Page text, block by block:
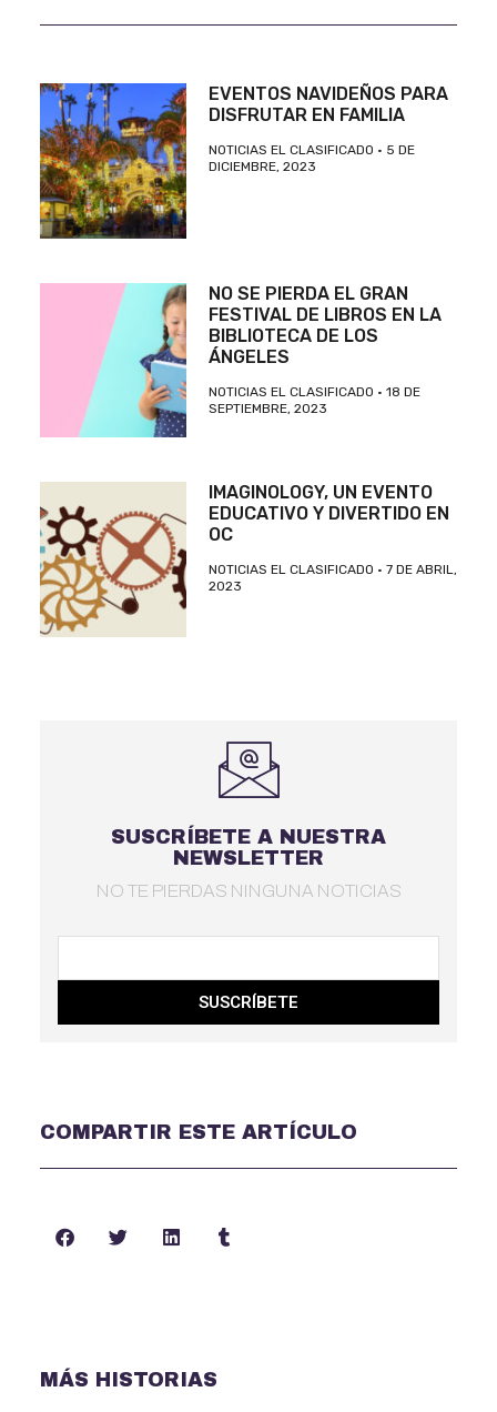
EVENTOS NAVIDEÑOS PARA
DISFRUTAR EN FAMILIA
NOTICIAS EL CLASIFICADO
5 DE
DICIEMBRE, 2023
NO SE PIERDA EL GRAN
FESTIVAL DE LIBROS EN LA
BIBLIOTECA DE LOS
ÁNGELES
NOTICIAS EL CLASIFICADO
18 DE
SEPTIEMBRE, 2023
IMAGINOLOGY, UN EVENTO
EDUCATIVO Y DIVERTIDO EN
OC
NOTICIAS EL CLASIFICADO
7 DE ABRIL,
2023
SUSCRÍBETE A NUESTRA
NEWSLETTER
NO TE PIERDAS NINGUNA NOTICIAS
SUSCRÍBETE
COMPARTIR ESTE ARTÍCULO
MÁS HISTORIAS